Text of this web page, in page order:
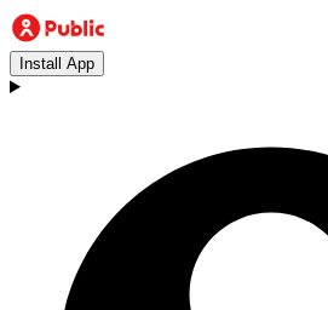
Install App